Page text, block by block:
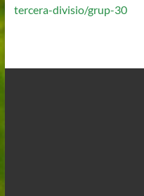
tercera-divisio/grup-30